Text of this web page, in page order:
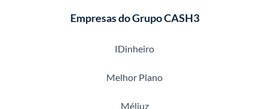
Empresas do Grupo CASH3
IDinheiro
Melhor Plano
Méliuz